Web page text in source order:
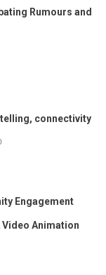
Rumours and
connectivity
Engagement
Video Animation